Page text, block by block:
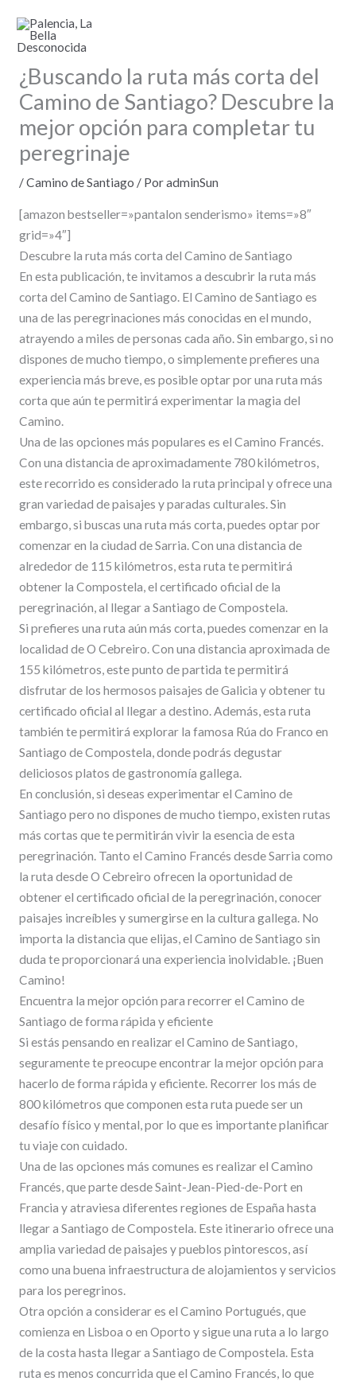
contenido
¿Buscando la ruta más corta del
Camino de Santiago? Descubre la
mejor opción para completar tu
peregrinaje
/Camino de Santiago / PoradminSun
[amazon bestseller=»pantalon senderismo» items=»8″
grid=»4″]
Descubre la ruta más corta del Camino de Santiago
En esta publicación, te invitamos a descubrir la ruta más
corta del Camino de Santiago. El Camino de Santiago es
una de las peregrinaciones más conocidas en el mundo,
atrayendo a miles de personas cada año. Sin embargo, si no
dispones de mucho tiempo, o simplemente prefieres una
experiencia más breve, es posible optar por una ruta más
corta que aún te permitirá experimentar la magia del
Camino.
Una de las opciones más populares es el Camino Francés.
Con una distancia de aproximadamente 780 kilómetros,
este recorrido es considerado la ruta principal y ofrece una
gran variedad de paisajes y paradas culturales. Sin
embargo, si buscas una ruta más corta, puedes optar por
comenzar en la ciudad de Sarria. Con una distancia de
alrededor de 115 kilómetros, esta ruta te permitirá
obtener la Compostela, el certificado oficial de la
peregrinación, al llegar a Santiago de Compostela.
Si prefieres una ruta aún más corta, puedes comenzar en la
localidad de O Cebreiro. Con una distancia aproximada de
155 kilómetros, este punto de partida te permitirá
disfrutar de los hermosos paisajes de Galicia y obtener tu
certificado oficial al llegar a destino. Además, esta ruta
también te permitirá explorar la famosa Rúa do Franco en
Santiago de Compostela, donde podrás degustar
deliciosos platos de gastronomía gallega.
En conclusión, si deseas experimentar el Camino de
Santiago pero no dispones de mucho tiempo, existen rutas
más cortas que te permitirán vivir la esencia de esta
peregrinación. Tanto el Camino Francés desde Sarria como
la ruta desde O Cebreiro ofrecen la oportunidad de
obtener el certificado oficial de la peregrinación, conocer
paisajes increíbles y sumergirse en la cultura gallega. No
importa la distancia que elijas, el Camino de Santiago sin
duda te proporcionará una experiencia inolvidable. ¡Buen
Camino!
Encuentra la mejor opción para recorrer el Camino de
Santiago de forma rápida y eficiente
Si estás pensando en realizar el Camino de Santiago,
seguramente te preocupe encontrar la mejor opción para
hacerlo de forma rápida y eficiente. Recorrer los más de
800 kilómetros que componen esta ruta puede ser un
desafío físico y mental, por lo que es importante planificar
tu viaje con cuidado.
Una de las opciones más comunes es realizar el Camino
Francés, que parte desde Saint-Jean-Pied-de-Port en
Francia y atraviesa diferentes regiones de España hasta
llegar a Santiago de Compostela. Este itinerario ofrece una
amplia variedad de paisajes y pueblos pintorescos, así
como una buena infraestructura de alojamientos y servicios
para los peregrinos.
Otra opción a considerar es el Camino Portugués, que
comienza en Lisboa o en Oporto y sigue una ruta a lo largo
de la costa hasta llegar a Santiago de Compostela. Esta
ruta es menos concurrida que el Camino Francés, lo que